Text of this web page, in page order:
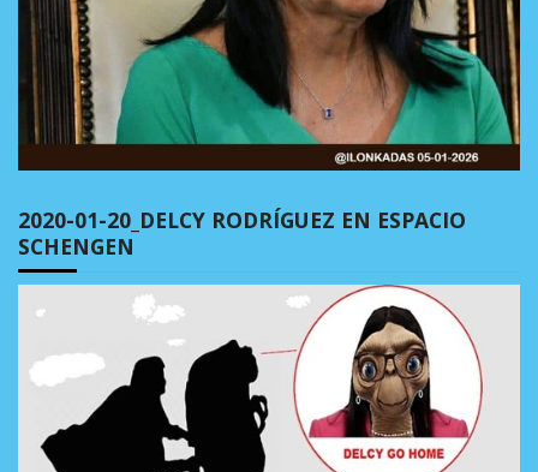
2020-01-20_DELCY RODRÍGUEZ EN ESPACIO
SCHENGEN